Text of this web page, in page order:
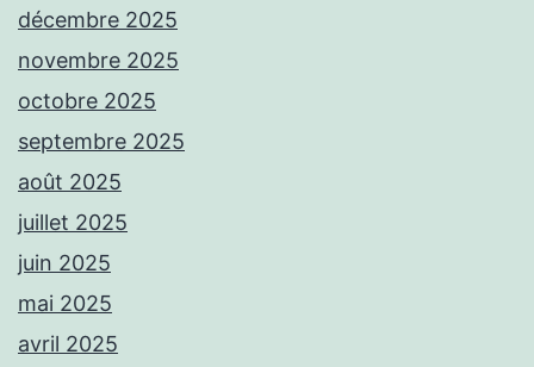
décembre 2025
novembre 2025
octobre 2025
septembre 2025
août 2025
juillet 2025
juin 2025
mai 2025
avril 2025